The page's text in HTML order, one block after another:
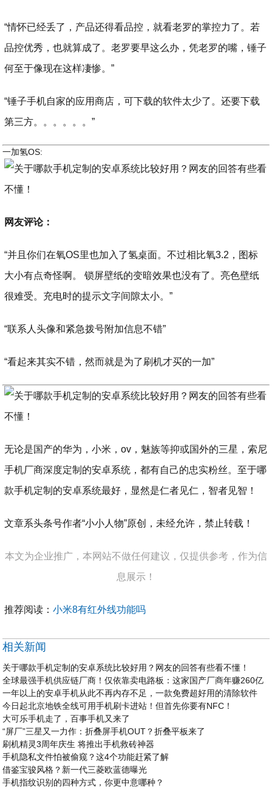
“情怀已经丢了，产品还得看品控，就看老罗的掌控力了。若
品控优秀，也就算成了。老罗要早这么办，凭老罗的嘴，锤子
何至于像现在这样凄惨。”
“锤子手机自家的应用商店，可下载的软件太少了。还要下载
第三方。。。。。。”
一加氢OS:
网友评论：
“并且你们在氧OS里也加入了氢桌面。不过相比氧3.2，图标
大小有点奇怪啊。 锁屏壁纸的变暗效果也没有了。亮色壁纸
很难受。充电时的提示文字间隙太小。”
“联系人头像和紧急拨号附加信息不错”
“看起来其实不错，然而就是为了刷机才买的一加”
无论是国产的华为，小米，ov，魅族等抑或国外的三星，索尼
手机厂商深度定制的安卓系统，都有自己的忠实粉丝。至于哪
款手机定制的安卓系统最好，显然是仁者见仁，智者见智！
文章系头条号作者“小小人物”原创，未经允许，禁止转载！
本文为企业推广，本网站不做任何建议，仅提供参考，作为信
息展示！
推荐阅读：小米8有红外线功能吗
相关新闻
关于哪款手机定制的安卓系统比较好用？网友的回答有些看不懂！
全球最强手机供应链厂商！仅依靠卖电路板：这家国产厂商年赚260亿
一年以上的安卓手机从此不再内存不足，一款免费超好用的清除软件
今日起北京地铁全线可用手机刷卡进站！但首先你要有NFC！
大可乐手机走了，百事手机又来了
“屏厂”三星又一力作：折叠屏手机OUT？折叠平板来了
刷机精灵3周年庆生 将推出手机救砖神器
手机隐私文件怕被偷窥？这4个功能赶紧了解
借鉴宝骏风格？新一代三菱欧蓝德曝光
手机指纹识别的四种方式，你更中意哪种？